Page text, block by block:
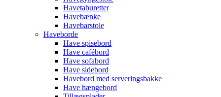
Havetaburetter
Havebænke
Havebarstole
Haveborde
Have spisebord
Have cafébord
Have sofabord
Have sidebord
Havebord med serveringsbakke
Have hængebord